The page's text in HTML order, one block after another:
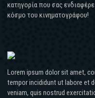
κατηγορία που σας
κόσμο του κινηματογράφου!
Lorem ipsum dolor sit amet,
tempor incididunt ut labore et
veniam, quis nostrud